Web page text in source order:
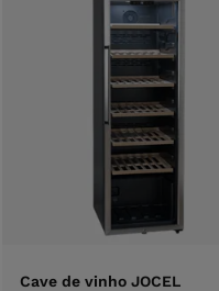
Cave de vinho JOCEL